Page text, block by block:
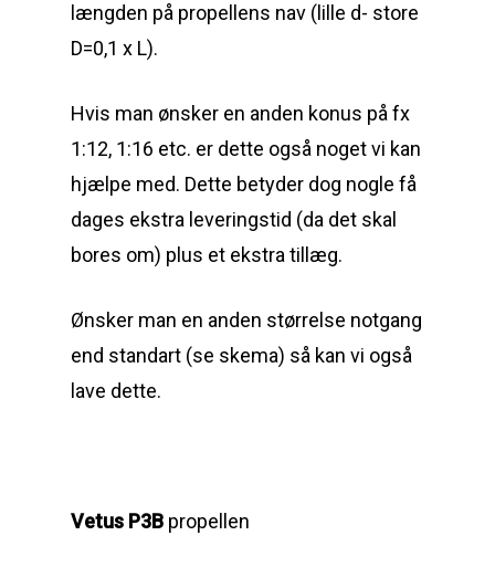
længden på propellens nav (lille d- store
D=0,1 x L).
Hvis man ønsker en anden konus på fx
1:12, 1:16 etc. er dette også noget vi kan
hjælpe med. Dette betyder dog nogle få
dages ekstra leveringstid (da det skal
bores om) plus et ekstra tillæg.
Ønsker man en anden størrelse notgang
end standart (se skema) så kan vi også
lave dette.
Vetus P3B propellen